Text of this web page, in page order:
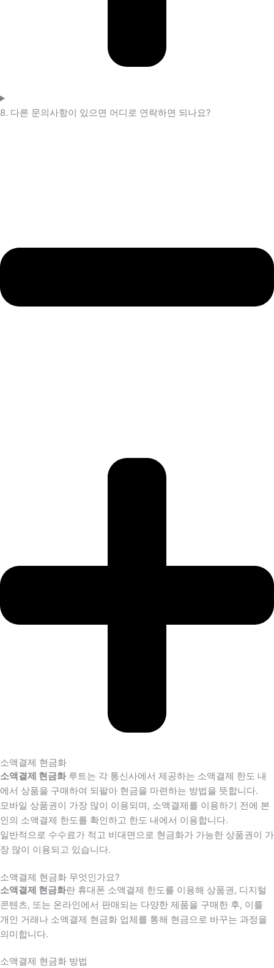
8. 다른 문의사항이 있으면 어디로 연락하면 되나요?
소액결제 현금화
소액결제 현금화루트는 각 통신사에서 제공하는 소액결제 한도 내
에서 상품을 구매하여 되팔아 현금을 마련하는 방법을 뜻합니다.
모바일 상품권이 가장 많이 이용되며, 소액결제를 이용하기 전에 본
인의 소액결제 한도를 확인하고 한도 내에서 이용합니다.
일반적으로 수수료가 적고 비대면으로 현금화가 가능한 상품권이 가
장 많이 이용되고 있습니다.
소액결제 현금화 무엇인가요?
소액결제 현금화란 휴대폰 소액결제 한도를 이용해 상품권, 디지털
콘텐츠, 또는 온라인에서 판매되는 다양한 제품을 구매한 후, 이를
개인 거래나 소액결제 현금화 업체를 통해 현금으로 바꾸는 과정을
의미합니다.
소액결제 현금화 방법